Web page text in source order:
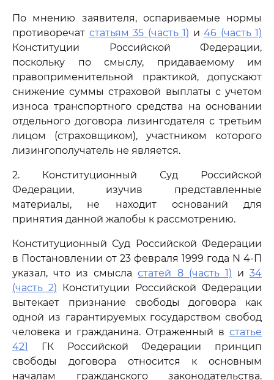
По мнению заявителя, оспариваемые нормы
противоречат статьям 35 (часть 1) и 46 (часть 1)
Конституции Российской Федерации,
поскольку по смыслу, придаваемому им
правоприменительной практикой, допускают
снижение суммы страховой выплаты с учетом
износа транспортного средства на основании
отдельного договора лизингодателя с третьим
лицом (страховщиком), участником которого
лизингополучатель не является.
2. Конституционный Суд Российской
Федерации, изучив представленные
материалы, не находит оснований для
принятия данной жалобы к рассмотрению.
Конституционный Суд Российской Федерации
в Постановлении от 23 февраля 1999 года N 4-П
указал, что из смысластатей 8 (часть 1) и34
(часть 2) Конституции Российской Федерации
вытекает признание свободы договора как
одной из гарантируемых государством свобод
человека и гражданина. Отраженный в статье
421
ГК Российской Федерации принцип
свободы договора относится к основным
началам гражданского законодательства.